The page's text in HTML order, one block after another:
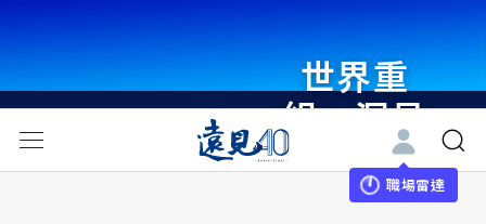
世界重
組・洞見
未來 與
世界領袖
職場雷達